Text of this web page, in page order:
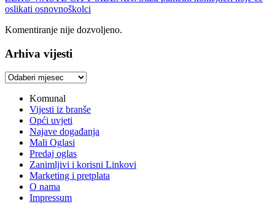
oslikati osnovnoškolci
Komentiranje nije dozvoljeno.
Arhiva vijesti
Arhiva
Komunal
Vijesti iz branše
Opći uvjeti
Najave događanja
Mali Oglasi
Predaj oglas
Zanimljivi i korisni Linkovi
Marketing i pretplata
O nama
Impressum